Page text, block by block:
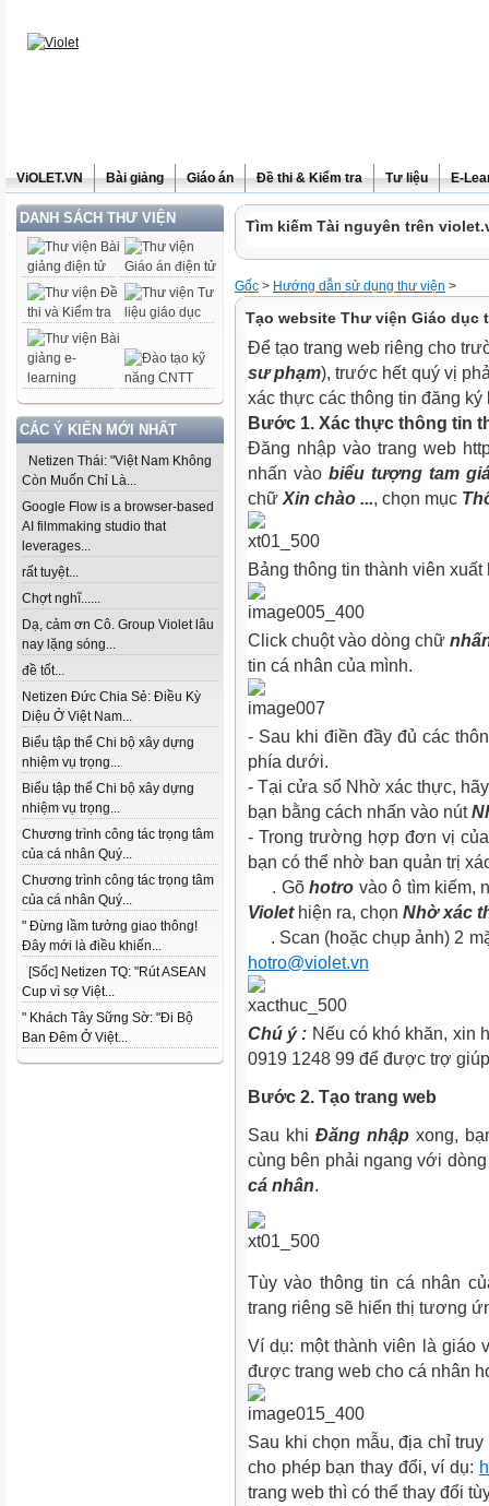
ViOLET.VN Bài giảng Giáo án Đề thi & Kiểm tra Tư liệu E-
DANH SÁCH THƯ VIỆN
CÁC Ý KIẾN MỚI NHẤT
Netizen Thái: "Việt Nam Không
Còn Muốn Chỉ Là...
Google Flow is a browser-based
AI filmmaking studio that
leverages...
rất tuyệt...
Chợt nghĩ......
Dạ, cảm ơn Cô. Group Violet lâu
nay lặng sóng...
đề tốt...
Netizen Đức Chia Sẻ: Điều Kỳ
Diệu Ở Việt Nam...
Biểu tập thể Chi bộ xây dựng
nhiệm vụ trọng...
Biểu tập thể Chi bộ xây dựng
nhiệm vụ trọng...
Chương trình công tác trọng tâm
của cá nhân Quý...
Chương trình công tác trọng tâm
của cá nhân Quý...
" Đừng lầm tưởng giao thông!
Đây mới là điều khiến...
[Sốc] Netizen TQ: "Rút ASEAN
Cup vì sợ Việt...
" Khách Tây Sững Sờ: "Đi Bộ
Ban Đêm Ở Việt...
Tìm kiếm Tài nguyên trên
Gốc > Hướng dẫn sử dụng thư viện >
Tạo website Thư viện Giáo dục
Để tạo trang web riêng cho
sư phạm), trước hết quý vị
xác thực các thông tin đăng ký
Bước 1. Xác thực thông tin
Đăng nhập vào trang web
nhấn vào biểu tượng tam
chữ Xin chào ..., chọn mục
Bảng thông tin thành viên xuất
Click chuột vào dòng chữ
tin cá nhân của mình.
- Sau khi điền đầy đủ các
phía dưới.
- Tại cửa sổ Nhờ xác thực,
bạn bằng cách nhấn vào nút
- Trong trường hợp đơn vị
bạn có thể nhờ ban quản trị
. Gõhotro vào ô tìm kiếm,
Violethiện ra, chọn Nhờ xác
. Scan (hoặc chụp ảnh) 2
hotro@violet.vn
Chú ý : Nếu có khó khăn, xin
0919 1248 99 để được trợ
Bước 2. Tạo trang web
Sau khiĐăng nhập xong,
cùng bên phải ngang với
cá nhân.
Tùy vào thông tin cá nhân
trang riêng sẽ hiển thị tương
Ví dụ: một thành viên là giáo
được trang web cho cá nhân
Sau khi chọn mẫu, địa chỉ
cho phép bạn thay đổi, ví dụ:
trang web thì có thể thay đổi